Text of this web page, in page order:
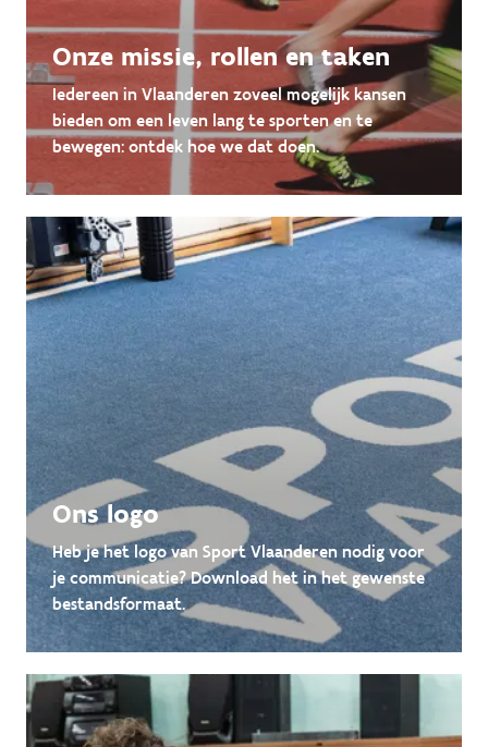
Onze missie, rollen en taken
Iedereen in Vlaanderen zoveel mogelijk kansen
bieden om een leven lang te sporten en te
bewegen: ontdek hoe we dat doen.
Ons logo
Heb je het logo van Sport Vlaanderen nodig voor
je communicatie? Download het in het gewenste
bestandsformaat.